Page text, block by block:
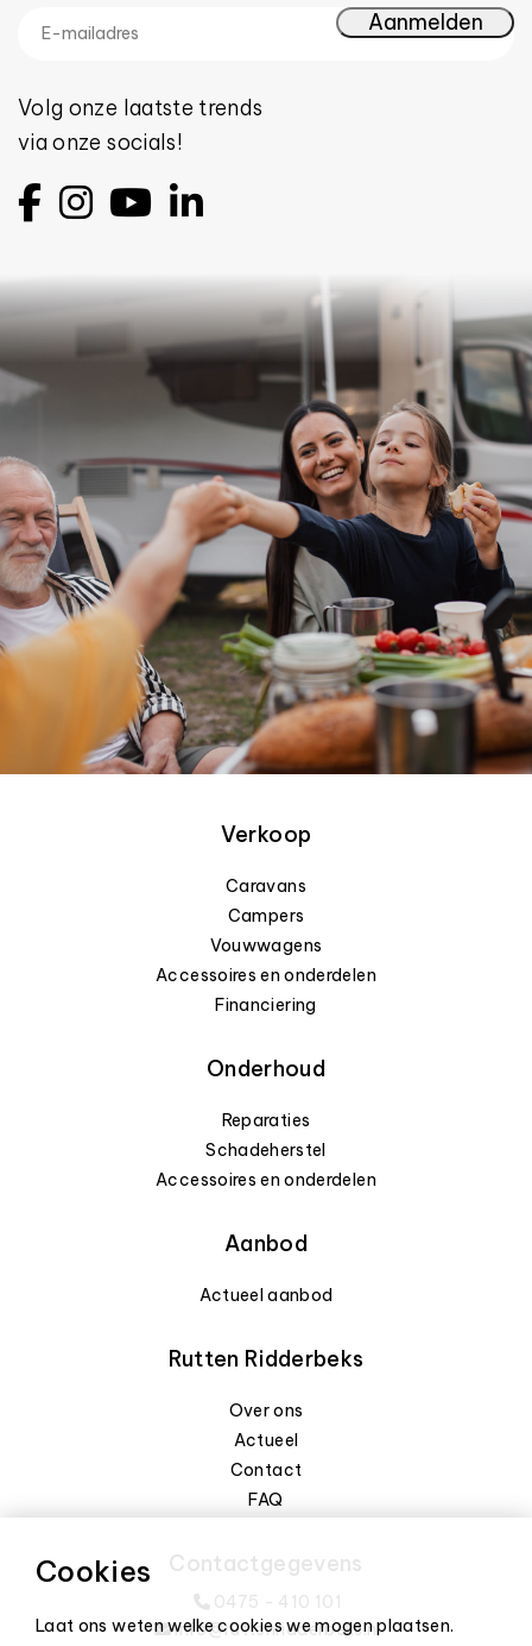
Cookies
Laat ons weten welke cookies we mogen plaatsen.
Volg onze laatste trends
via onze socials!
Verkoop
Caravans
Campers
Vouwwagens
Accessoires en onderdelen
Financiering
Onderhoud
Reparaties
Schadeherstel
Accessoires en onderdelen
Aanbod
Actueel aanbod
Rutten Ridderbeks
Over ons
Actueel
Contact
FAQ
Contactgegevens
0475 - 410 101
info@ruttenridderbeks.nl